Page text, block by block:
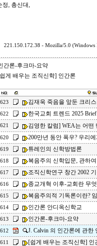
정, 총신대,
221.150.172.38 - Mozilla/5.0
간론-후크마-요약
게 배우는 조직신학] 인간론
623 김재욱 죽음을 앞둔 크리
622 한국교회 트렌드 2025 Brief
621 김영한 칼럼] WEA는 어
620 200만년 동안 폭우? 우리
619 튜레인의 신학방법론
618 복음주의 신학입문, 관하여
617 조직신학연구 창간 2002
616 종교개혁 이후-교회란 무
615 복음주의적 기독론이란?
614 인간론 안디옥신학교
613 인간론-후크마-요약
612 J. Calvin 의 인간론에 관한
611 [쉽게 배우는 조직신학] 인